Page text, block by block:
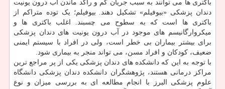
باکتری ها می توانند به سبب جریان کم و راکد ماندن آب درون یونیت
دندان پزشکی «بیوفیلم» تشکیل دهند. بیوفیلم؛ یک توده متراکم از
باکتری ها است که به سطوح می چسبند. اغلب باکتری ها و
میکروارگانیسم های موجود در آب درون یونیت های دندان پزشکی
برای بیشتر بیماران بی خطر است، ولی در افراد با سیستم ایمنی
ضعیف، کودکان و افراد مسن، می تواند منجر به بیماری شود.
با توجه به این که دانشکده های دندان پزشکی یکی از پر مراجع ترین
مراکز درمانی هستند، پژوهشگران دانشکده دندان پزشکی دانشگاه
علوم پزشکی البرز با انجام مطالعه ای به بررسی میزان و نوع